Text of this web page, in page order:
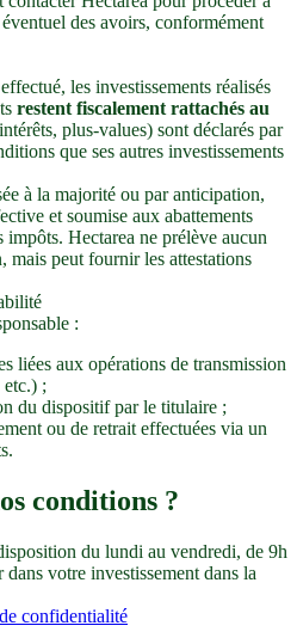
des avoirs, conformément
les investissements réalisés
restent fiscalement rattachés au
plus-values) sont déclarés par
que ses autres investissements
à la majorité ou par anticipation,
et soumise aux abattements
Hectarea ne prélève aucun
peut fournir les attestations
:
liées aux opérations de transmission
etc.) ;
du dispositif par le titulaire ;
ou de retrait effectuées via un
conditions ?
du lundi au vendredi, de 9h
votre investissement dans la
confidentialité